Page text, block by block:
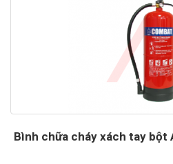
Bình chữa cháy xách tay bột